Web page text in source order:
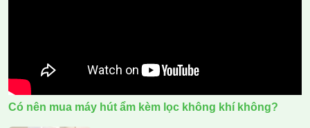
Có nên mua máy hút ẩm kèm lọc không khí không?